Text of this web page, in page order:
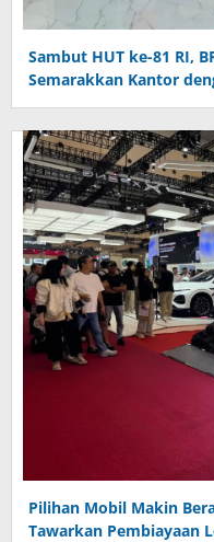
Sambut HUT ke-81 RI,
Semarakkan Kantor
Pilihan Mobil Makin
Tawarkan Pembiayaan